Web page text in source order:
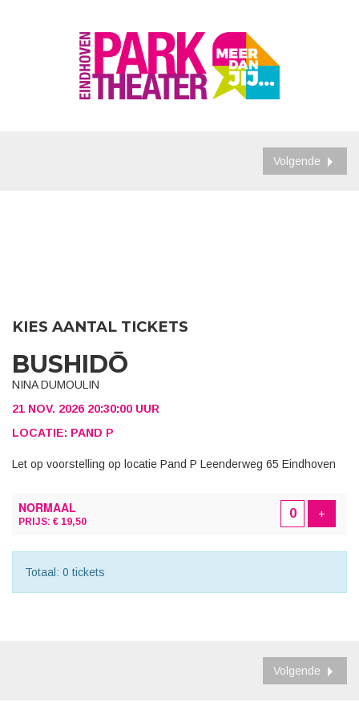
Volgende
KIES AANTAL TICKETS
BUSHIDŌ
NINA DUMOULIN
21 NOV. 2026 20:30:00 UUR
LOCATIE: PAND P
Let op voorstelling op locatie Pand P Leenderweg 65 Eindhoven
NORMAAL
PRIJS: € 19,50
+
Totaal: 0 tickets
Volgende